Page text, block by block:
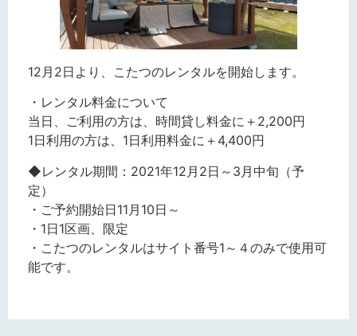
12月2日より、こたつのレンタルを開始します。
・レンタル料金について
当日、ご利用の方は、時間貸し料金に＋2,200円
1日利用の方は、1日利用料金に＋4,400円
◆レンタル期間：2021年12月2日～3月中旬（予
定）
・ご予約開始日11月10日～
・1日1区画、限定
・こたつのレンタルはサイト番号1～４のみで使用可
能です。